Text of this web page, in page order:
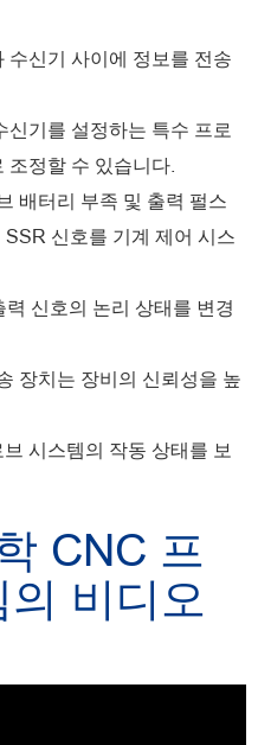
수신기 사이에 정보를 전송
신기를 설정하는 특수 프로
조정할 수 있습니다.
배터리 부족 및 출력 펄스
신호를 기계 제어 시스
신호의 논리 상태를 변경
장치는 장비의 신뢰성을 높
시스템의 작동 상태를 보
CNC 프
비디오